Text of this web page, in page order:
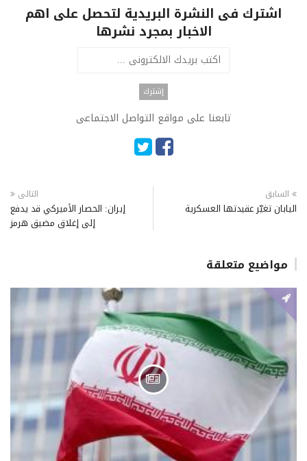
اشترك فى النشرة البريدية لتحصل على اهم
الاخبار بمجرد نشرها
تابعنا على مواقع التواصل الاجتماعى
السابق
اليابان تغيّر عقيدتها العسكرية
التالى
إيران: الحصار الأميركي قد يدفع
إلى إغلاق مضيق هرمز
مواضيع متعلقة